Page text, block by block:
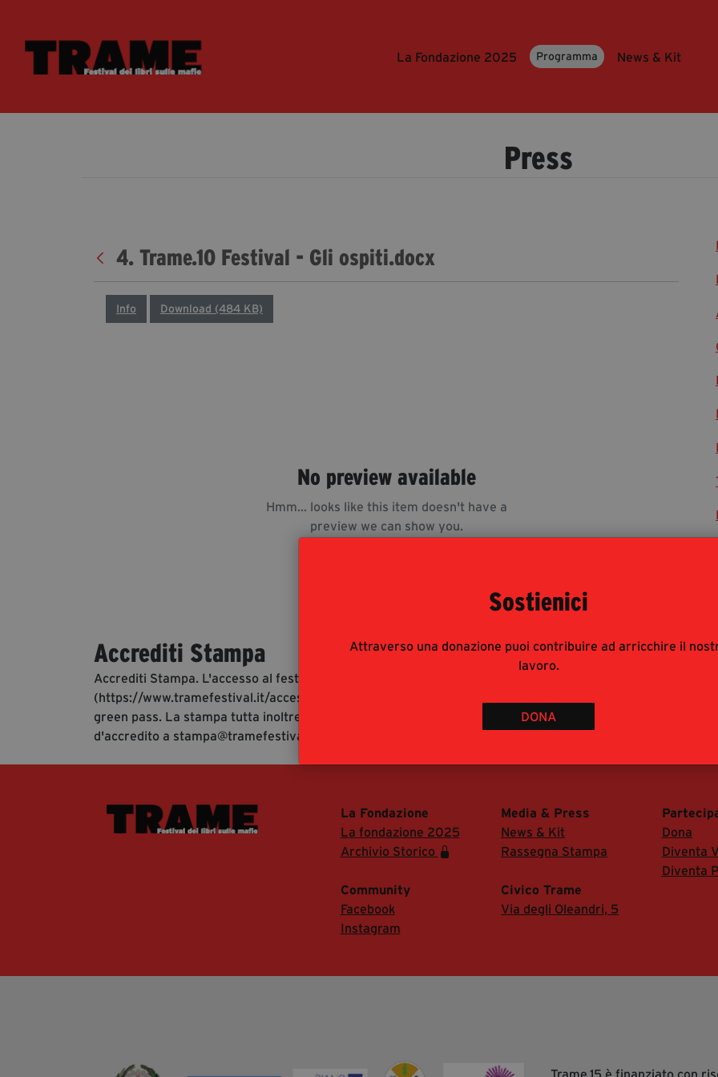
Sostienici
Attraverso una donazione puoi contribuire ad arricchire il
lavoro.
DONA
La Fondazione 2025 Programma News & Kit
Press
4. Trame.10 Festival - Gli ospiti.docx
Info Download (484 KB)
No preview available
Hmm... looks like this item doesn't have a
preview we can show you.
Accrediti Stampa
Accrediti Stampa. L'accesso al festival ai giornalisti risponde alle modalità di accesso del pubblico
(https://www.tramefestival.it/accesso-eventi) : è pertanto consigliata prenotazione e obbligatorio
green pass. La stampa tutta inoltre è invitata ad accreditarsi inviando mail con richiesta
d'accredito a stampa@tramefestival.it al fine di accedere alla Sala Stampa del festival.
La Fondazione
La fondazione 2025
Archivio Storico
Media & Press
News & Kit
Rassegna Stampa
Dona
Diventa
Diventa
Community
Facebook
Instagram
Civico Trame
Via degli Oleandri, 5
Trame.15 è finanziato con